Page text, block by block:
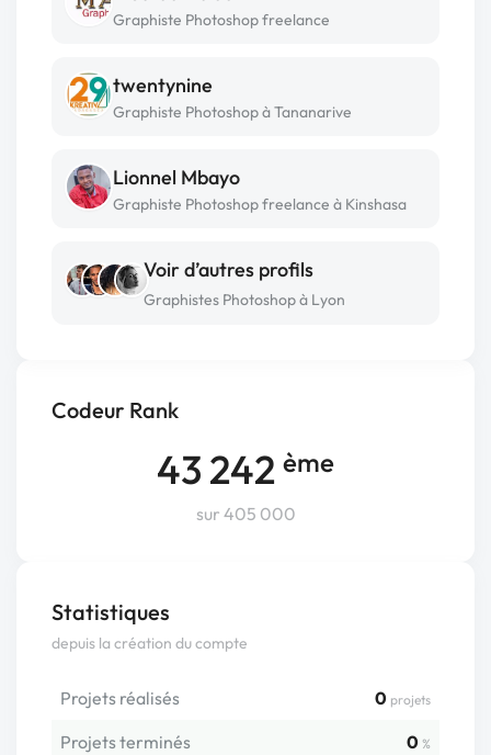
Codeur Rank
43 242 ème
sur 405 000
Statistiques
depuis la création du compte
Projets réalisés 0 projets
Projets terminés 0 %
Graphiste Photoshop freelance
twentynine
Graphiste Photoshop à Tananarive
Lionnel Mbayo
Graphiste Photoshop freelance à Kinshasa
Voir d’autres profils
Graphistes Photoshop à Lyon